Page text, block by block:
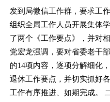
发到局微信工作群，要求工
组织全局工作人员开展集体
了两个《工作要点》，并对
党宏龙强调，要对省委老干
的14项内容，逐项分解细化
退休工作要点，并切实抓好
工作有序推进、如期完成。